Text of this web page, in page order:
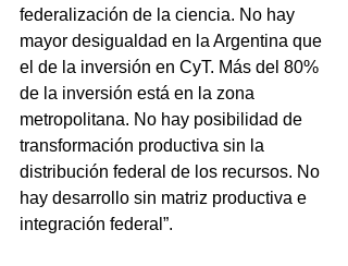
federalización de la ciencia. No hay
mayor desigualdad en la Argentina que
el de la inversión en CyT. Más del 80%
de la inversión está en la zona
metropolitana. No hay posibilidad de
transformación productiva sin la
distribución federal de los recursos. No
hay desarrollo sin matriz productiva e
integración federal”.